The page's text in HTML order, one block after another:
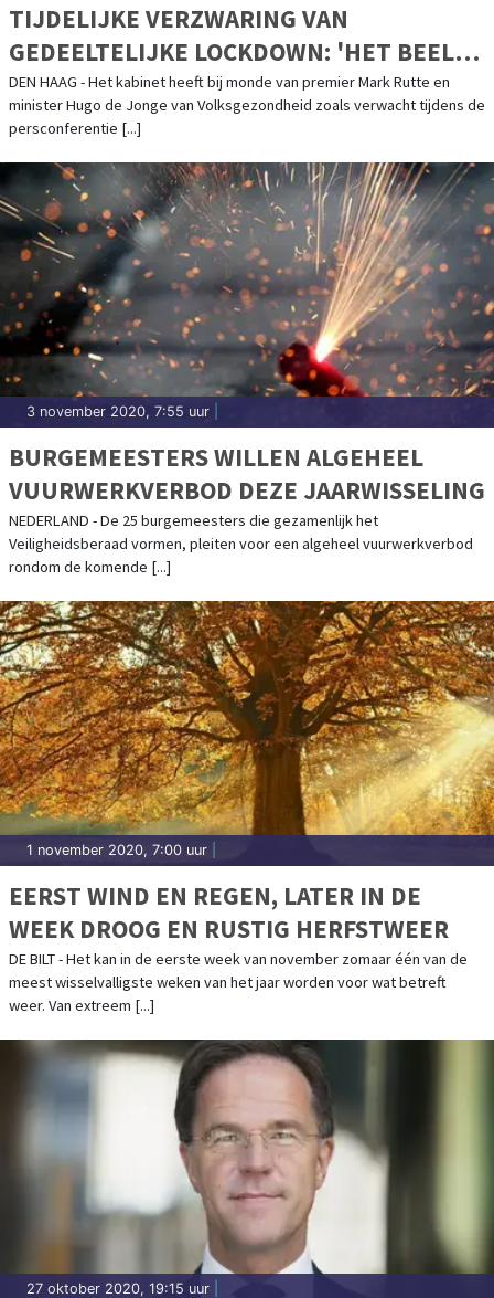
TIJDELIJKE VERZWARING VAN
GEDEELTELIJKE LOCKDOWN: 'HET BEELD
IS NIET SLECHT, MAAR ZEKER NIET GOED
GENOEG'
DEN HAAG - Het kabinet heeft bij monde van premier Mark Rutte en
minister Hugo de Jonge van Volksgezondheid zoals verwacht tijdens de
persconferentie [...]
3 november 2020, 7:55 uur
BURGEMEESTERS WILLEN ALGEHEEL
VUURWERKVERBOD DEZE JAARWISSELING
NEDERLAND - De 25 burgemeesters die gezamenlijk het
Veiligheidsberaad vormen, pleiten voor een algeheel vuurwerkverbod
rondom de komende [...]
1 november 2020, 7:00 uur
EERST WIND EN REGEN, LATER IN DE
WEEK DROOG EN RUSTIG HERFSTWEER
DE BILT - Het kan in de eerste week van november zomaar één van de
meest wisselvalligste weken van het jaar worden voor wat betreft
weer. Van extreem [...]
27 oktober 2020, 19:15 uur